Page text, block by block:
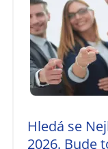
Hledá se
2026. Bude